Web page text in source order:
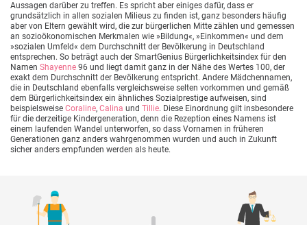
Aussagen darüber zu treffen. Es spricht aber einiges dafür, dass er
grundsätzlich in allen sozialen Milieus zu finden ist, ganz besonders häufig
aber von Eltern gewählt wird, die zur bürgerlichen Mitte zählen und gemessen
an sozioökonomischen Merkmalen wie »Bildung«, »Einkommen« und dem
»sozialen Umfeld« dem Durchschnitt der Bevölkerung in Deutschland
entsprechen. So beträgt auch der SmartGenius Bürgerlichkeitsindex für den
Namen Shayenne 96 und liegt damit ganz in der Nähe des Wertes 100, der
exakt dem Durchschnitt der Bevölkerung entspricht. Andere Mädchennamen,
die in Deutschland ebenfalls vergleichsweise selten vorkommen und gemäß
dem Bürgerlichkeitsindex ein ähnliches Sozialprestige aufweisen, sind
beispielsweise Coraline, Calina und Tillie. Diese Einordnung gilt insbesondere
für die derzeitige Kindergeneration, denn die Rezeption eines Namens ist
einem laufenden Wandel unterworfen, so dass Vornamen in früheren
Generationen ganz anders wahrgenommen wurden und auch in Zukunft
sicher anders empfunden werden als heute.